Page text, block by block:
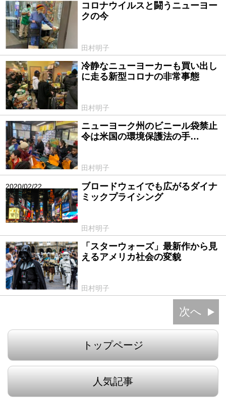
2020/04/09
コロナウイルスと闘うニューヨー
クの今
田村明子
2020/03/16
冷静なニューヨーカーも買い出し
に走る新型コロナの非常事態
田村明子
2020/02/29
ニューヨーク州のビニール袋禁止
令は米国の環境保護法の手…
田村明子
2020/02/22
ブロードウェイでも広がるダイナ
ミックプライシング
田村明子
2020/01/25
「スターウォーズ」最新作から見
えるアメリカ社会の変貌
田村明子
次へ
トップページ
人気記事